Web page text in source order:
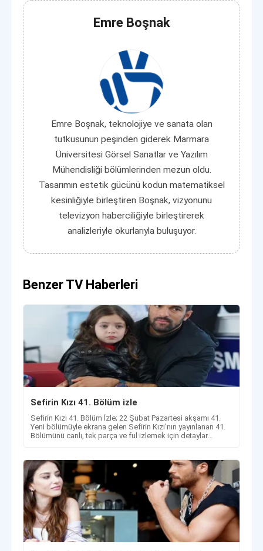
Emre Boşnak
Emre Boşnak, teknolojiye ve sanata olan
tutkusunun peşinden giderek Marmara
Üniversitesi Görsel Sanatlar ve Yazılım
Mühendisliği bölümlerinden mezun oldu.
Tasarımın estetik gücünü kodun matematiksel
kesinliğiyle birleştiren Boşnak, vizyonunu
televizyon haberciliğiyle birleştirerek
analizleriyle okurlarıyla buluşuyor.
Benzer TV Haberleri
Sefirin Kızı 41. Bölüm izle
Sefirin Kızı 41. Bölüm İzle; 22 Şubat Pazartesi akşamı 41.
Yeni bölümüyle ekrana gelen Sefirin Kızı’nın yayınlanan 41.
Bölümünü canlı, tek parça ve ful izlemek için detaylar